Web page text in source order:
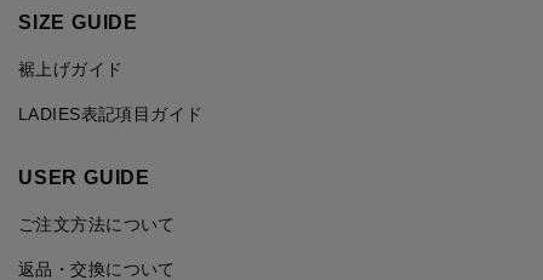
SIZE GUIDE
裾上げガイド
LADIES表記項目ガイド
USER GUIDE
ご注文方法について
返品・交換について